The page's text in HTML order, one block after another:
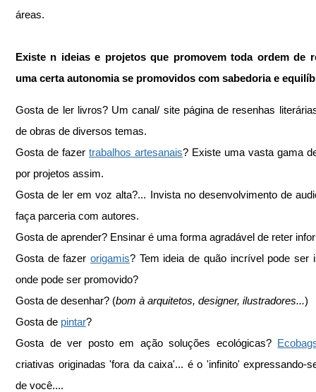
áreas.
Existe n ideias e projetos que promovem toda ordem de
uma certa autonomia se promovidos com sabedoria e
Gosta de ler livros? Um canal/ site página de resenhas
de obras de diversos temas.
Gosta de fazer trabalhos artesanais? Existe uma vasta gama
por projetos assim.
Gosta de ler em voz alta?... Invista no desenvolvimento de
faça parceria com autores.
Gosta de aprender? Ensinar é uma forma agradável de reter
Gosta de fazer origamis? Tem ideia de quão incrível pode ser
onde pode ser promovido?
Gosta de desenhar? (bom à arquitetos, designer, ilustradores...)
Gosta de pintar?
Gosta de ver posto em ação soluções ecológicas?
criativas originadas 'fora da caixa'... é o 'infinito' expressando-
de você....